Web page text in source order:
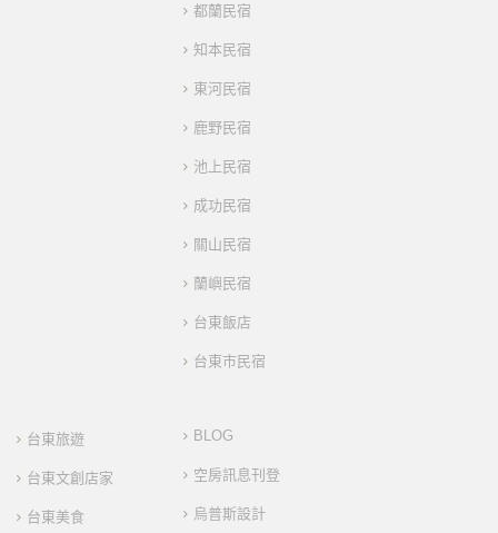
都蘭民宿
知本民宿
東河民宿
鹿野民宿
池上民宿
成功民宿
關山民宿
蘭嶼民宿
台東飯店
台東市民宿
台東旅遊
台東文創店家
台東美食
BLOG
空房訊息刊登
烏普斯設計